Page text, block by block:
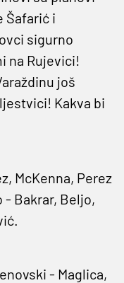
Šafarić i
sigurno
na Rujevici!
još
Kakva bi
McKenna, Perez
Bakrar, Beljo,
- Maglica,